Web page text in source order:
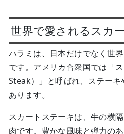
世界で愛されるスカ
ハラミは、日本だけでなく世
です。アメリカ合衆国では「
Steak）」と呼ばれ、ステーキ
あります。
スカートステーキは、牛の横
肉です。豊かな風味と弾力の